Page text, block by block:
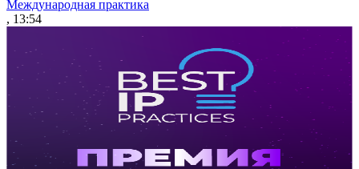
Международная практика
, 13:54